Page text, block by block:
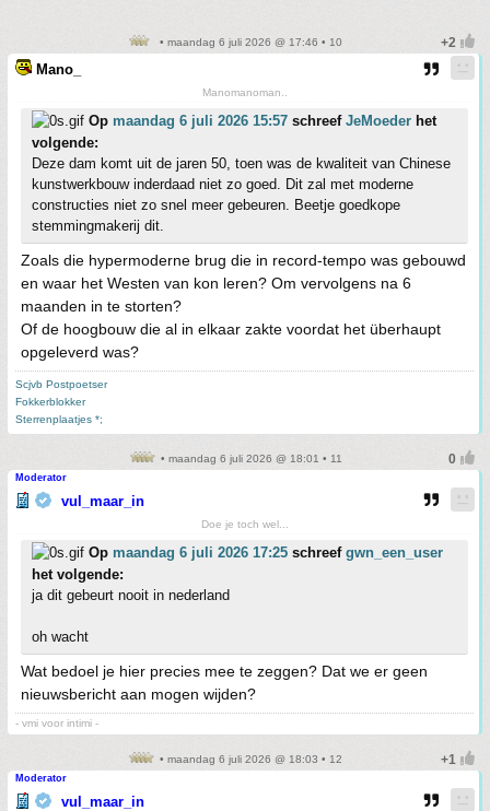
• maandag 6 juli 2026 @ 17:46 • 10
Mano_
Manomanoman..
Op maandag 6 juli 2026 15:57 schreef JeMoeder het
volgende:
Deze dam komt uit de jaren 50, toen was de kwaliteit van Chinese
kunstwerkbouw inderdaad niet zo goed. Dit zal met moderne
constructies niet zo snel meer gebeuren. Beetje goedkope
stemmingmakerij dit.
Zoals die hypermoderne brug die in record-tempo was gebouwd
en waar het Westen van kon leren? Om vervolgens na 6
maanden in te storten?
Of de hoogbouw die al in elkaar zakte voordat het überhaupt
opgeleverd was?
Scjvb Postpoetser
Fokkerblokker
Sterrenplaatjes *;
• maandag 6 juli 2026 @ 18:01 • 11
Moderator
vul_maar_in
Doe je toch wel...
Op maandag 6 juli 2026 17:25 schreef gwn_een_user
het volgende:
ja dit gebeurt nooit in nederland
oh wacht
Wat bedoel je hier precies mee te zeggen? Dat we er geen
nieuwsbericht aan mogen wijden?
- vmi voor intimi -
• maandag 6 juli 2026 @ 18:03 • 12
Moderator
vul_maar_in